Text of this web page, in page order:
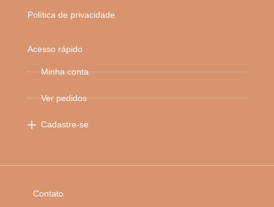
Política de privacidade
Acesso rápido
Minha conta
Ver pedidos
Cadastre-se
Contato